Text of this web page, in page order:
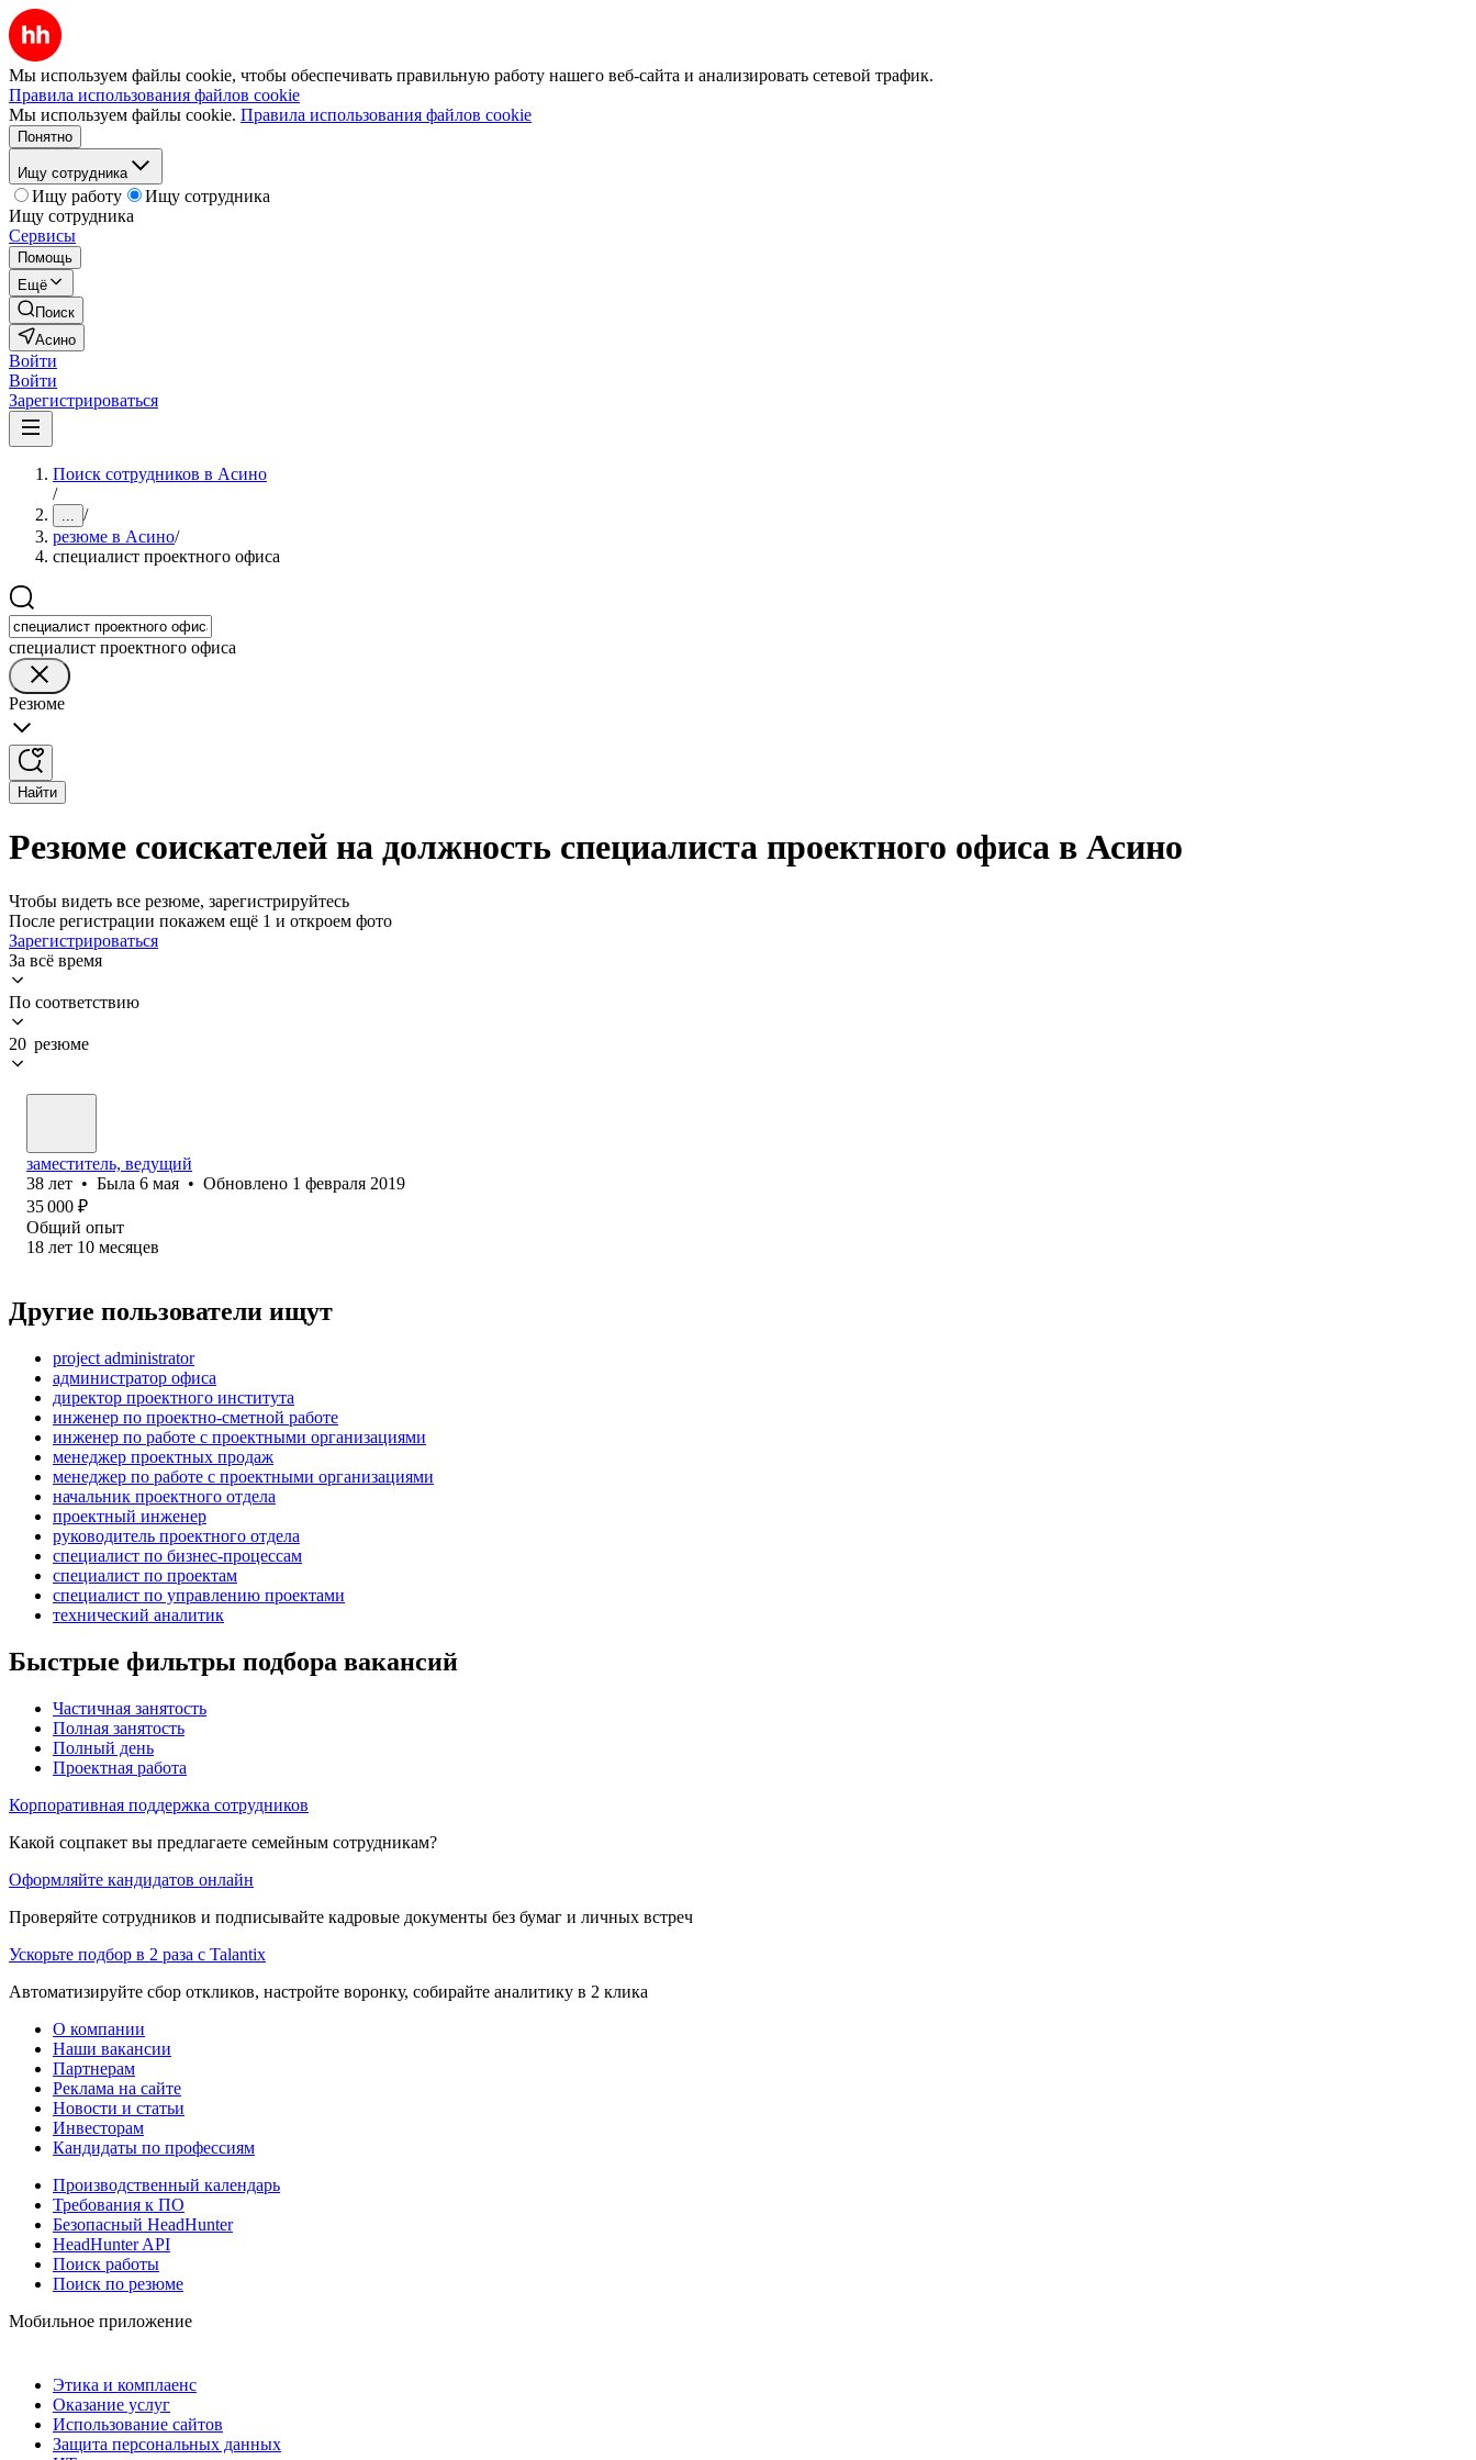
Мы используем файлы cookie, чтобы обеспечивать правильную работу нашего веб-сайта и анализировать сетевой трафик.
Правила использования файлов cookie
Мы используем файлы cookie. Правила использования файлов cookie
Понятно
Ищу сотрудника
Ищу работу
Ищу сотрудника
Ищу сотрудника
Сервисы
Помощь
Ещё
Поиск
Асино
Войти
Войти
Зарегистрироваться
Поиск сотрудников в Асино
/
... /
резюме в Асино/
специалист проектного офиса
специалист проектного офиса
Резюме
Найти
Резюме соискателей на должность специалиста проектного офиса в Асино
Чтобы видеть все резюме, зарегистрируйтесь
После регистрации покажем ещё 1 и откроем фото
Зарегистрироваться
За всё время
По соответствию
20 резюме
заместитель, ведущий
38 лет • Была 6 мая • Обновлено 1 февраля 2019
35 000 ₽
Общий опыт
18 лет 10 месяцев
Другие пользователи ищут
project administrator
администратор офиса
директор проектного института
инженер по проектно-сметной работе
инженер по работе с проектными организациями
менеджер проектных продаж
менеджер по работе с проектными организациями
начальник проектного отдела
проектный инженер
руководитель проектного отдела
специалист по бизнес-процессам
специалист по проектам
специалист по управлению проектами
технический аналитик
Быстрые фильтры подбора вакансий
Частичная занятость
Полная занятость
Полный день
Проектная работа
Корпоративная поддержка сотрудников
Какой соцпакет вы предлагаете семейным сотрудникам?
Оформляйте кандидатов онлайн
Проверяйте сотрудников и подписывайте кадровые документы без бумаг и личных встреч
Ускорьте подбор в 2 раза с Talantix
Автоматизируйте сбор откликов, настройте воронку, собирайте аналитику в 2 клика
О компании
Наши вакансии
Партнерам
Реклама на сайте
Новости и статьи
Инвесторам
Кандидаты по профессиям
Производственный календарь
Требования к ПО
Безопасный HeadHunter
HeadHunter API
Поиск работы
Поиск по резюме
Мобильное приложение
Этика и комплаенс
Оказание услуг
Использование сайтов
Защита персональных данных